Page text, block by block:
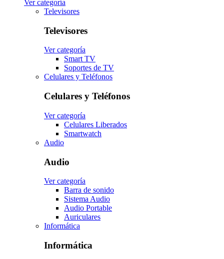
Ver categoría
Televisores
Televisores
Ver categoría
Smart TV
Soportes de TV
Celulares y Teléfonos
Celulares y Teléfonos
Ver categoría
Celulares Liberados
Smartwatch
Audio
Audio
Ver categoría
Barra de sonido
Sistema Audio
Audio Portable
Auriculares
Informática
Informática